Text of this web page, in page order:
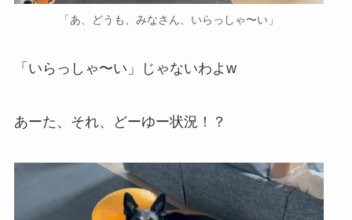
「あ、どうも、みなさん、いらっしゃ〜い」
「いらっしゃ〜い」じゃないわよw
あーた、それ、どーゆー状況！？